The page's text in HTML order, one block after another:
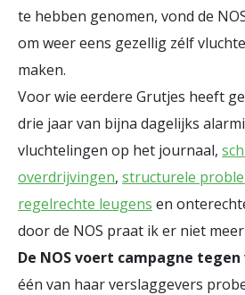
te hebben genomen, vond de
om weer eens gezellig zélf
maken.
Voor wie eerdere Grutjes heeft
drie jaar van bijna dagelijks
vluchtelingen op het journaal,
overdrijvingen, structurele
regelrechte leugens en
door de NOS praat ik er niet
De NOS voert campagne
één van haar verslaggevers